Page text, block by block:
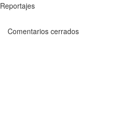
Reportajes
Comentarios cerrados